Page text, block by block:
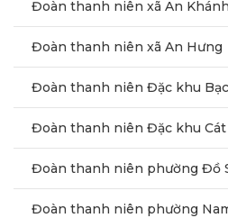
Đoàn thanh niên xã An Khánh
Đoàn thanh niên xã An Hưng
Đoàn thanh niên Đặc khu
Đoàn thanh niên Đặc khu Cát
Đoàn thanh niên phường Đồ
Đoàn thanh niên phường